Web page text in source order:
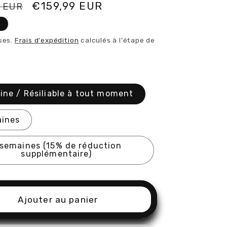
Prix
€159,99 EUR
Frais d'expédition calculés à l'étape de
/ Résiliable à tout moment
(15% de réduction
supplémentaire)
Ajouter au panier